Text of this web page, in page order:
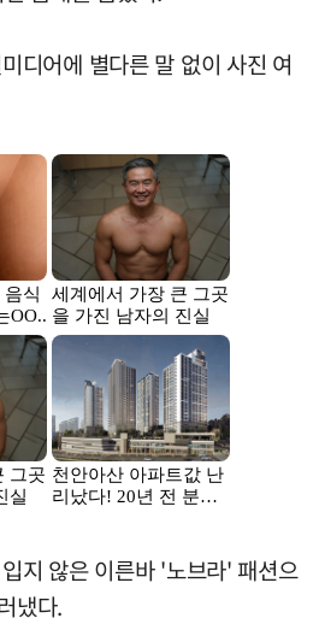
디어에 별다른 말 없이 사진 여
지 않은 이른바 '노브라' 패션으
냈다.